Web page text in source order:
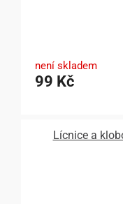
není skladem
99 Kč
Lícnice a